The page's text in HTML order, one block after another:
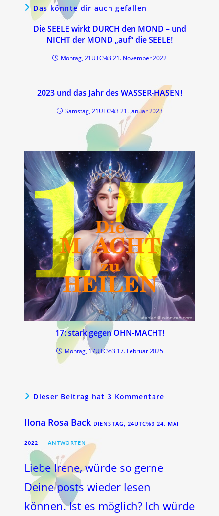
Das könnte dir auch gefallen
Die SEELE wirkt DURCH den MOND – und
NICHT der MOND „auf“ die SEELE!
Montag, 21UTC%3 21. November 2022
2023 und das Jahr des WASSER-HASEN!
Samstag, 21UTC%3 21. Januar 2023
17: stark gegen OHN-MACHT!
Montag, 17UTC%3 17. Februar 2025
Dieser Beitrag hat 3 Kommentare
Ilona Rosa Back DIENSTAG, 24UTC%3 24. MAI
2022 ANTWORTEN
Liebe Irene, würde so gerne
Deine posts wieder lesen
können. Ist es möglich? Ich würde